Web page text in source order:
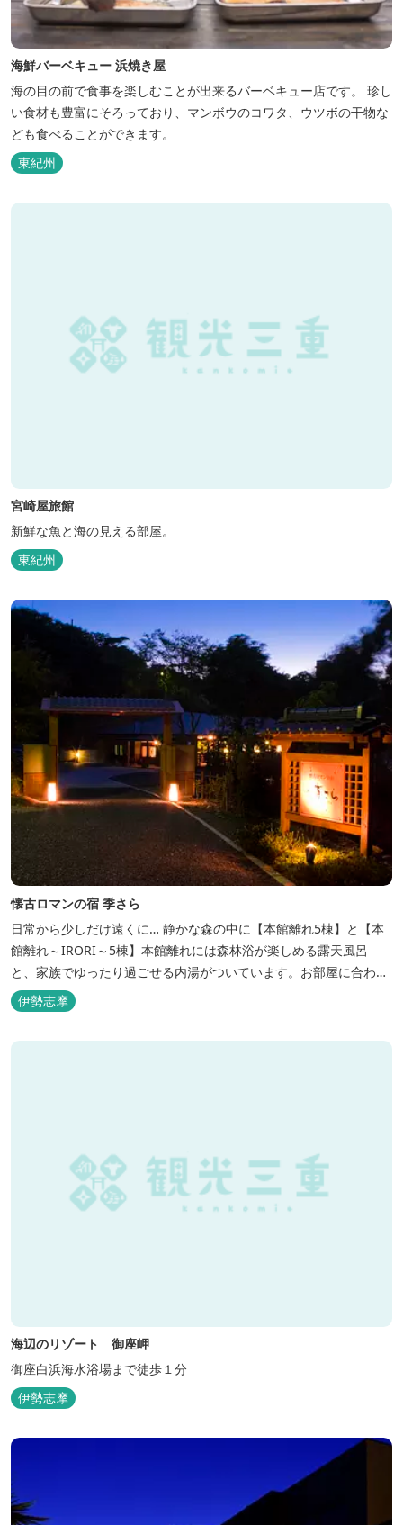
海鮮バーベキュー 浜焼き屋
海の目の前で食事を楽しむことが出来るバーベキュー店です。 珍し
い食材も豊富にそろっており、マンボウのコワタ、ウツボの干物な
ども食べることができます。
東紀州
宮崎屋旅館
新鮮な魚と海の見える部屋。
東紀州
懐古ロマンの宿 季さら
日常から少しだけ遠くに… 静かな森の中に【本館離れ5棟】と【本
館離れ～IRORI～5棟】本館離れには森林浴が楽しめる露天風呂
と、家族でゆったり過ごせる内湯がついています。お部屋に合わせ
た様々なプランがございます。
伊勢志摩
海辺のリゾート 御座岬
御座白浜海水浴場まで徒歩１分
伊勢志摩